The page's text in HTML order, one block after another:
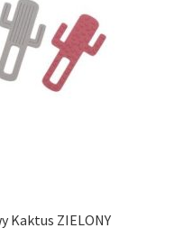
Kaktus ZIELONY